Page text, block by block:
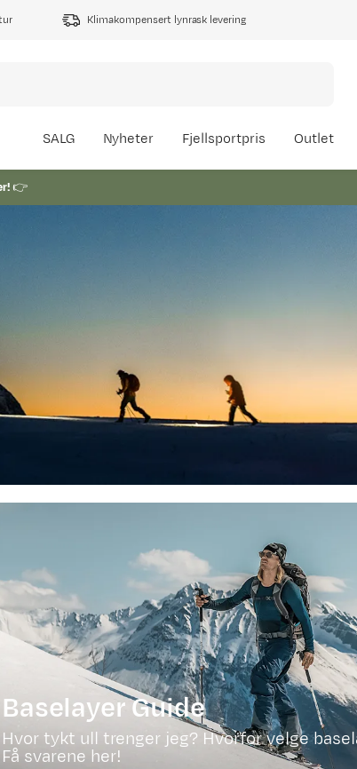
Klimakompensert lynrask levering
SALG Nyheter Fjellsportpris Outlet
👉
Baselayer Guide
Hvor tykt ull trenger jeg? Hvorfor velge
Få svarene her!